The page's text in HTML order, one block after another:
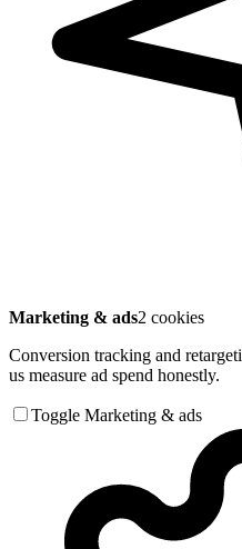
Marketing & ads2 cookies
Conversion tracking and
us measure ad spend honestly.
Toggle Marketing & ads